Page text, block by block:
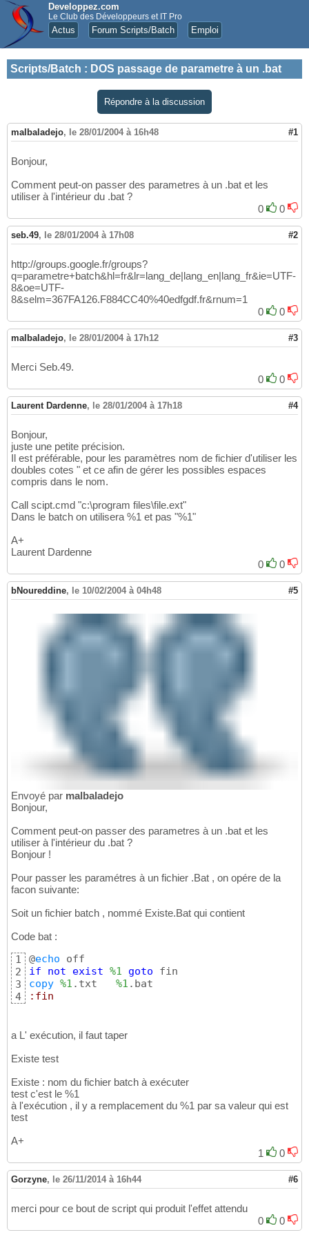
Developpez.com
Le Club des Développeurs et IT Pro
Actus Forum Scripts/Batch Emploi
Scripts/Batch : DOS passage de parametre à un .bat
Répondre à la discussion
malbaladejo, le 28/01/2004 à 16h48 #1
Bonjour,
Comment peut-on passer des parametres à un .bat et les
utiliser à l'intérieur du .bat ?
0
0
seb.49, le 28/01/2004 à 17h08 #2
http://groups.google.fr/groups?
q=parametre+batch&hl=fr&lr=lang_de|lang_en|lang_fr&ie=UTF-
8&oe=UTF-
8&selm=367FA126.F884CC40%40edfgdf.fr&rnum=1
0
0
malbaladejo, le 28/01/2004 à 17h12 #3
Merci Seb.49.
0
0
Laurent Dardenne, le 28/01/2004 à 17h18 #4
Bonjour,
juste une petite précision.
Il est préférable, pour les paramètres nom de fichier d'utiliser les
doubles cotes " et ce afin de gérer les possibles espaces
compris dans le nom.
Call scipt.cmd "c:\program files\file.ext"
Dans le batch on utilisera %1 et pas "%1"
A+
Laurent Dardenne
0
0
bNoureddine, le 10/02/2004 à 04h48 #5
Envoyé par malbaladejo
Bonjour,
Comment peut-on passer des parametres à un .bat et les
utiliser à l'intérieur du .bat ?
Bonjour !
Pour passer les paramétres à un fichier .Bat , on opére de la
facon suivante:
Soit un fichier batch , nommé Existe.Bat qui contient
Code bat :
1
2
3
4
@echo
if
not exist %1 goto
copy %1 .txt %1
:fin
a L' exécution, il faut taper
Existe test
Existe : nom du fichier batch à exécuter
test c'est le %1
à l'exécution , il y a remplacement du %1 par sa valeur qui est
test
A+
1
0
Gorzyne, le 26/11/2014 à 16h44 #6
merci pour ce bout de script qui produit l'effet attendu
0
0